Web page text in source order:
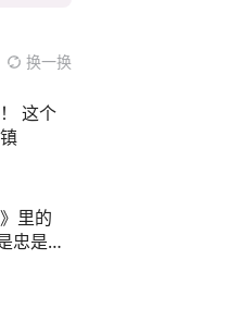
换一换
这个
里的
忠是